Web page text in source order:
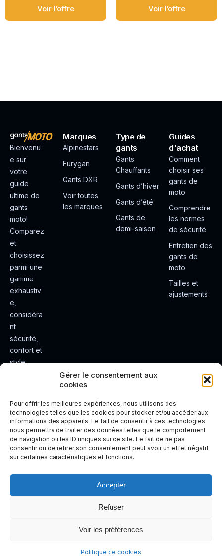
Gérer le consentement aux
cookies
Pour offrir les meilleures expériences, nous utilisons des
technologies telles que les cookies pour stocker et/ou accéder aux
informations des appareils. Le fait de consentir à ces technologies
nous permettra de traiter des données telles que le comportement
de navigation ou les ID uniques sur ce site. Le fait de ne pas
consentir ou de retirer son consentement peut avoir un effet négatif
sur certaines caractéristiques et fonctions.
Accepter
Refuser
Voir les préférences
Politique de cookies
Voir l’offre Voir l’offre
Bienvenu
e sur
votre
guide
ultime de
gants
moto!
Comparez
et
choisissez
parmi une
gamme
exhaustiv
e,
considéra
nt
sécurité,
confort et
style.
e de
conduite
plus sûre
et plus
agréable.
Marques
Alpinestars
Furygan
Gants DXR
Voir toutes
les marques
Type de
gants
Gants
Chauffants
Gants d’hiver
Gants d’été
Gants de
demi-saison
Guides
d'achat
Comment
choisir ses
gants de
moto
Comprendre
les normes
de sécurité
Entretien des
gants de
moto
Tailles et
ajustements